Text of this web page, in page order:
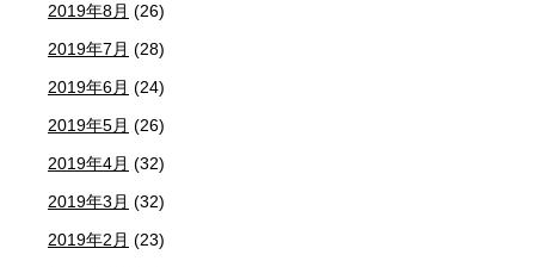
2019年8月 (26)
2019年7月 (28)
2019年6月 (24)
2019年5月 (26)
2019年4月 (32)
2019年3月 (32)
2019年2月 (23)